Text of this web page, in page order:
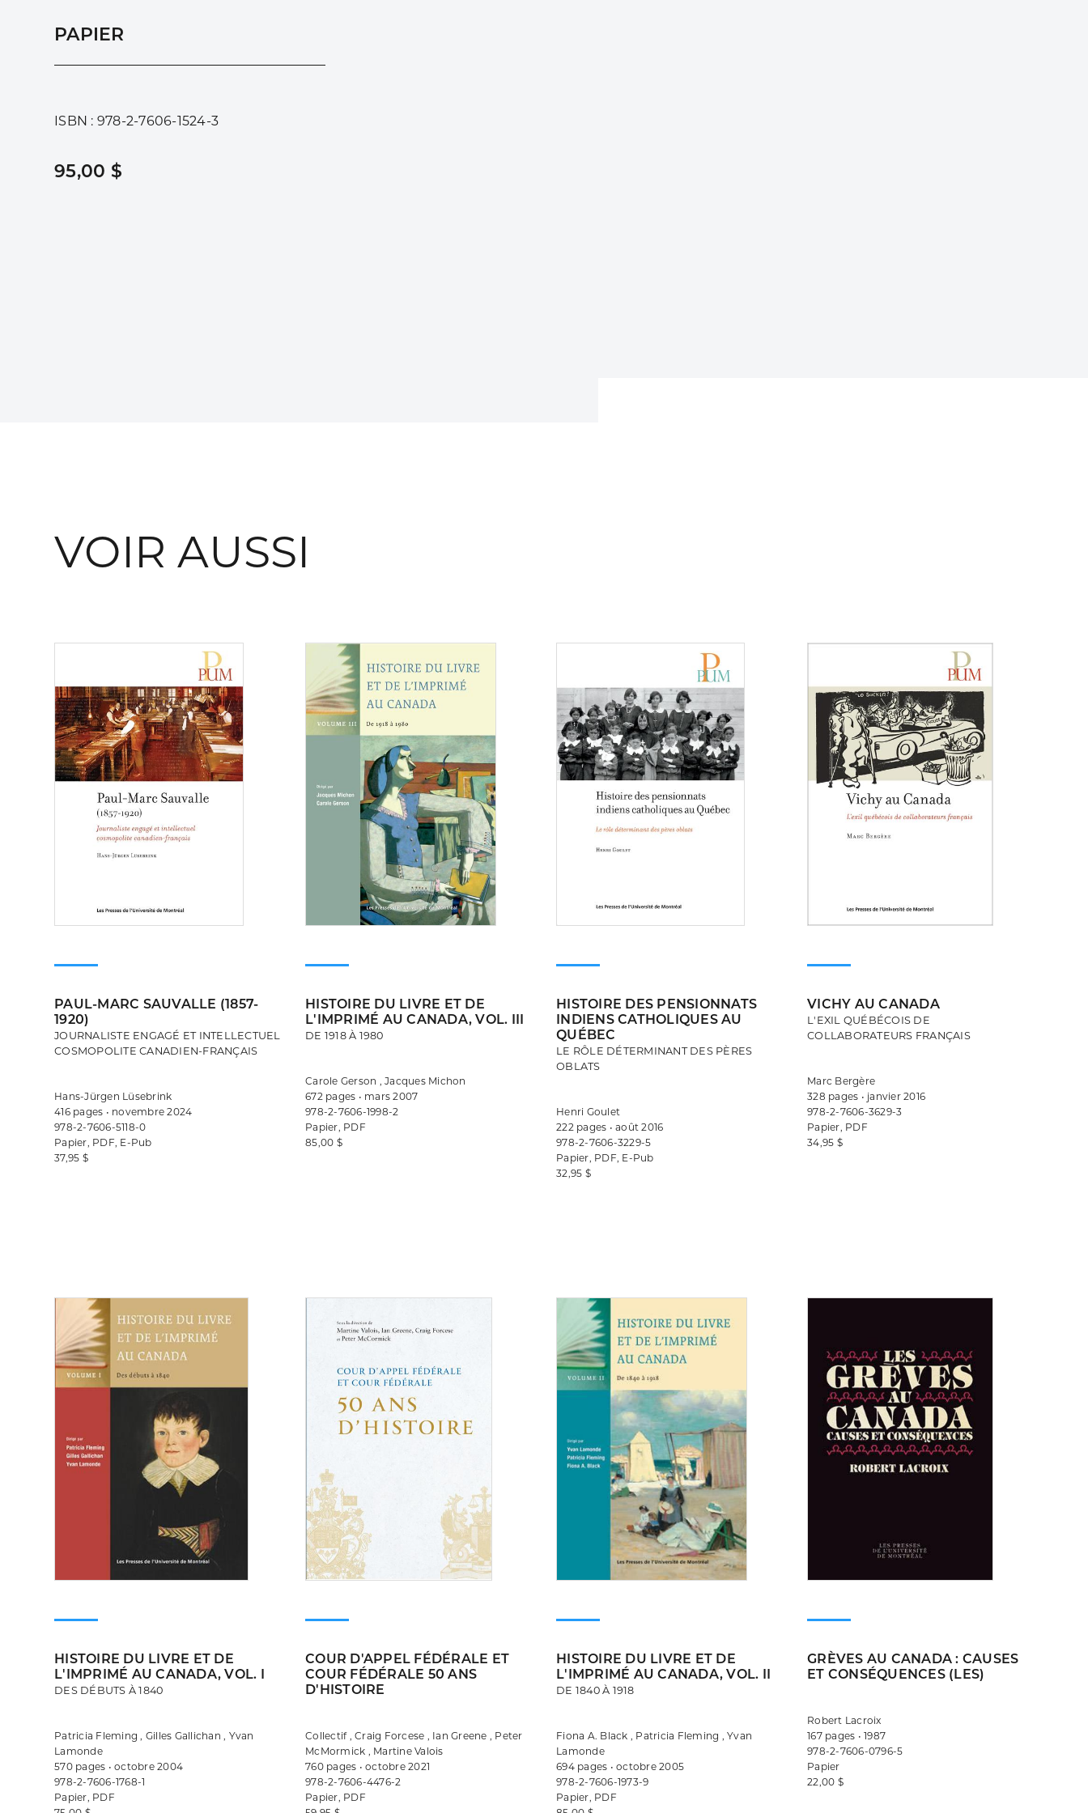
PAPIER
ISBN : 978-2-7606-1524-3
95,00 $
VOIR AUSSI
PAUL-MARC SAUVALLE (1857-
1920)
JOURNALISTE ENGAGÉ ET INTELLECTUEL
COSMOPOLITE CANADIEN-FRANÇAIS
Hans-Jürgen Lüsebrink
416 pages • novembre 2024
978-2-7606-5118-0
Papier, PDF, E-Pub
37,95 $
HISTOIRE DU LIVRE ET DE
L'IMPRIMÉ AU CANADA, VOL. III
DE 1918 À 1980
Carole Gerson , Jacques Michon
672 pages • mars 2007
978-2-7606-1998-2
Papier, PDF
85,00 $
HISTOIRE DES PENSIONNATS
INDIENS CATHOLIQUES AU
QUÉBEC
LE RÔLE DÉTERMINANT DES PÈRES
OBLATS
Henri Goulet
222 pages • août 2016
978-2-7606-3229-5
Papier, PDF, E-Pub
32,95 $
VICHY AU CANADA
L'EXIL QUÉBÉCOIS DE
COLLABORATEURS FRANÇAIS
Marc Bergère
328 pages • janvier 2016
978-2-7606-3629-3
Papier, PDF
34,95 $
HISTOIRE DU LIVRE ET DE
L'IMPRIMÉ AU CANADA, VOL. I
DES DÉBUTS À 1840
Patricia Fleming , Gilles Gallichan , Yvan
Lamonde
570 pages • octobre 2004
978-2-7606-1768-1
Papier, PDF
COUR D'APPEL FÉDÉRALE ET
COUR FÉDÉRALE 50 ANS
D'HISTOIRE
Collectif , Craig Forcese , Ian Greene , Peter
McMormick , Martine Valois
760 pages • octobre 2021
978-2-7606-4476-2
Papier, PDF
HISTOIRE DU LIVRE ET DE
L'IMPRIMÉ AU CANADA, VOL. II
DE 1840 À 1918
Fiona A. Black , Patricia Fleming , Yvan
Lamonde
694 pages • octobre 2005
978-2-7606-1973-9
Papier, PDF
GRÈVES AU CANADA : CAUSES
ET CONSÉQUENCES (LES)
Robert Lacroix
167 pages • 1987
978-2-7606-0796-5
Papier
22,00 $